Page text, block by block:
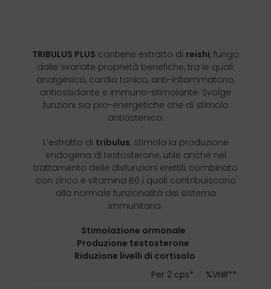
TRIBULUS PLUS contiene estratto di reishi, fungo
dalle svariate proprietà benefiche, tra le quali:
analgesico, cardio tonico, anti-infiammatorio,
antiossidante e immuno-stimolante. Svolge
funzioni sia pro-energetiche che di stimolo
antiastenico.
L’estratto di tribulus, stimola la produzione
endogena di testosterone, utile anche nel
trattamento delle disfunzioni erettili, combinato
con zinco e vitamina B6 i quali contribuiscono
alla normale funzionalità del sistema
immunitario.
Stimolazione ormonale
Produzione testosterone
Riduzione livelli di cortisolo
Per 2 cps*
%VNR**